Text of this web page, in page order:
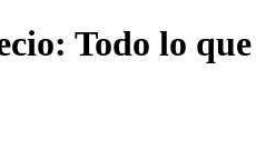
Todo lo que